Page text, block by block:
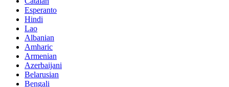
Esperanto
Hindi
Lao
Albanian
Amharic
Armenian
Azerbaijani
Belarusian
Bengali